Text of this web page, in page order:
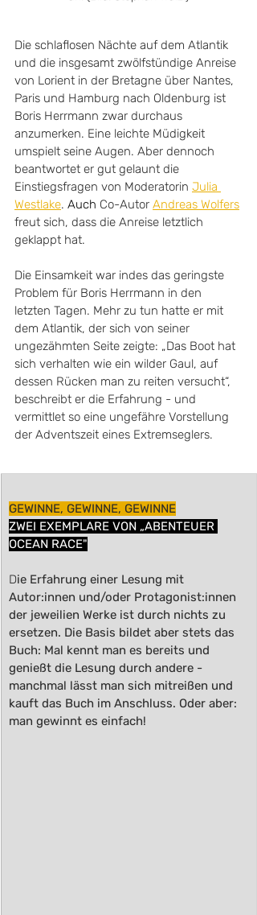
Die schlaflosen Nächte auf dem Atlantik
und die insgesamt zwölfstündige Anreise
von Lorient in der Bretagne über Nantes,
Paris und Hamburg nach Oldenburg ist
Boris Herrmann zwar durchaus
anzumerken. Eine leichte Müdigkeit
umspielt seine Augen. Aber dennoch
beantwortet er gut gelaunt die
Einstiegsfragen von Moderatorin Julia
Westlake. Auch Co-Autor Andreas Wolfers
freut sich, dass die Anreise letztlich
geklappt hat.
Die Einsamkeit war indes das geringste
Problem für Boris Herrmann in den
letzten Tagen. Mehr zu tun hatte er mit
dem Atlantik, der sich von seiner
ungezähmten Seite zeigte: „Das Boot hat
sich verhalten wie ein wilder Gaul, auf
dessen Rücken man zu reiten versucht“,
beschreibt er die Erfahrung - und
vermittlet so eine ungefähre Vorstellung
der Adventszeit eines Extremseglers.
GEWINNE, GEWINNE, GEWINNE
ZWEI EXEMPLARE VON „ABENTEUER
OCEAN RACE"
Die Erfahrung einer Lesung mit
Autor:innen und/oder Protagonist:innen
der jeweilien Werke ist durch nichts zu
ersetzen. Die Basis bildet aber stets das
Buch: Mal kennt man es bereits und
genießt die Lesung durch andere -
manchmal lässt man sich mitreißen und
kauft das Buch im Anschluss. Oder aber:
man gewinnt es einfach!